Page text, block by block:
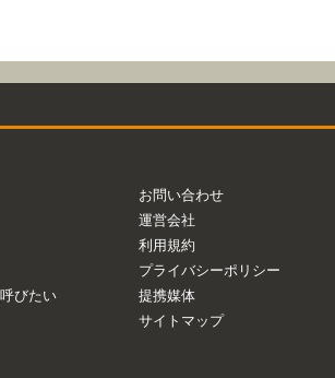
びたい
お問い合わせ
運営会社
利用規約
プライバシーポリシー
提携媒体
サイトマップ